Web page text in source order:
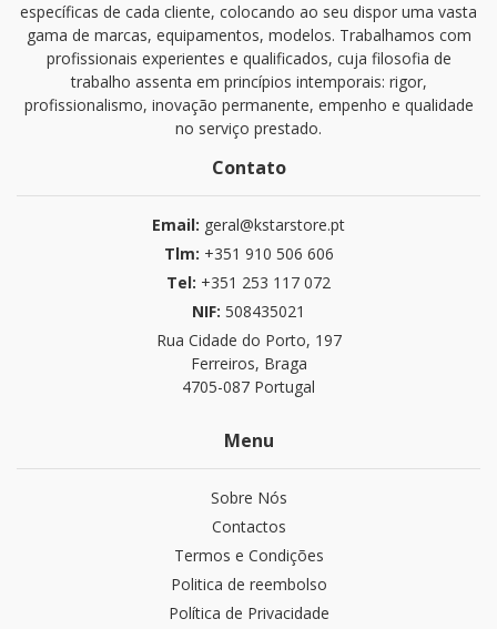
específicas de cada cliente, colocando ao seu dispor uma vasta
gama de marcas, equipamentos, modelos. Trabalhamos com
profissionais experientes e qualificados, cuja filosofia de
trabalho assenta em princípios intemporais: rigor,
profissionalismo, inovação permanente, empenho e qualidade
no serviço prestado.
Contato
Email: geral@kstarstore.pt
Tlm: +351 910 506 606
Tel: +351 253 117 072
NIF: 508435021
Rua Cidade do Porto, 197
Ferreiros, Braga
4705-087 Portugal
Menu
Sobre Nós
Contactos
Termos e Condições
Politica de reembolso
Política de Privacidade